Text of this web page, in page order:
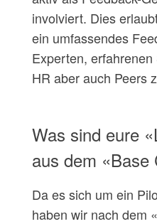
involviert. Dies
ein umfassendes
Experten,
HR aber auch Peers
Was sind eure
aus dem «Base
Da es sich um ein
haben wir nach dem